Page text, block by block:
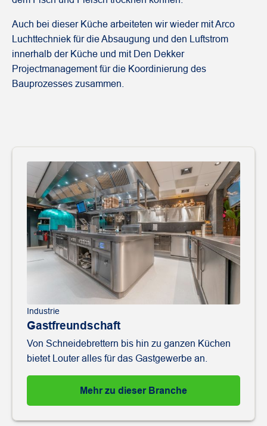
Auch bei dieser Küche arbeiteten wir wieder mit Arco
Luchttechniek für die Absaugung und den Luftstrom
innerhalb der Küche und mit Den Dekker
Projectmanagement für die Koordinierung des
Bauprozesses zusammen.
Industrie
Gastfreundschaft
Von Schneidebrettern bis hin zu ganzen Küchen
bietet Louter alles für das Gastgewerbe an.
Mehr zu dieser Branche